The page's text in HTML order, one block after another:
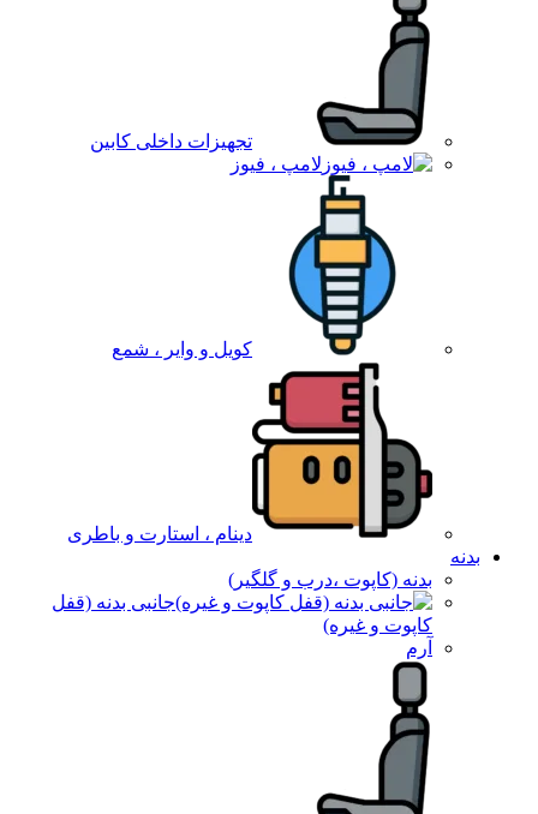
تجهیزات داخلی کابین
لامپ ، فیوز
کویل و وایر ، شمع
دینام ، استارت و باطری
بدنه
بدنه (کاپوت ،درب و گلگیر)
جانبی بدنه (قفل
کاپوت و غیره)
آرم